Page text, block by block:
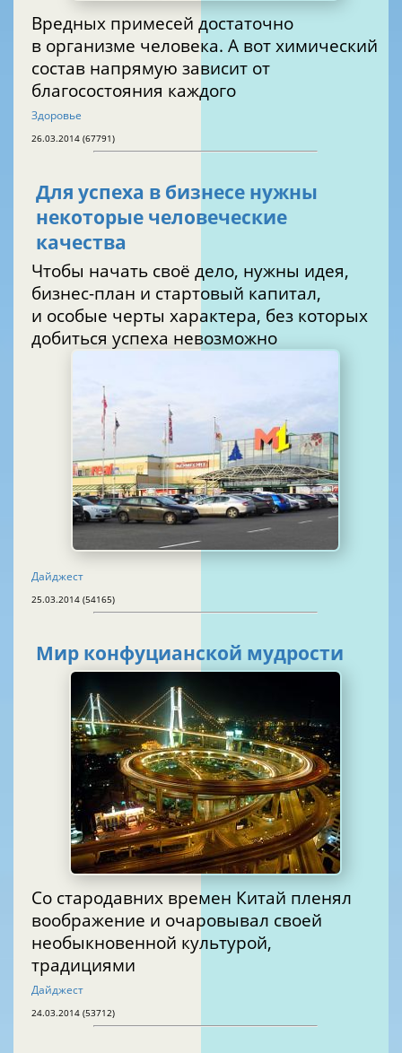
Вредных примесей достаточно
в организме человека. А вот химический
состав напрямую зависит от
благосостояния каждого
Здоровье
26.03.2014 (67791)
Для успеха в бизнесе нужны
некоторые человеческие
качества
Чтобы начать своё дело, нужны идея,
бизнес-план и стартовый капитал,
и особые черты характера, без которых
добиться успеха невозможно
Дайджест
25.03.2014 (54165)
Мир конфуцианской мудрости
Со стародавних времен Китай пленял
воображение и очаровывал своей
необыкновенной культурой,
традициями
Дайджест
24.03.2014 (53712)